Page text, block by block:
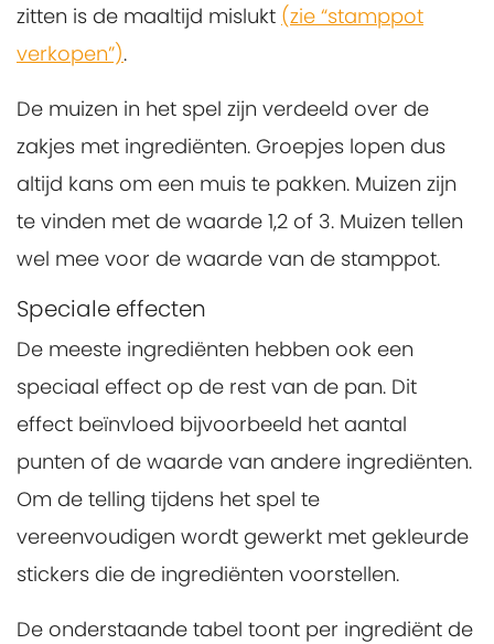
zitten is de maaltijd mislukt (zie “stamppot
verkopen”).
De muizen in het spel zijn verdeeld over de
zakjes met ingrediënten. Groepjes lopen dus
altijd kans om een muis te pakken. Muizen zijn
te vinden met de waarde 1,2 of 3. Muizen tellen
wel mee voor de waarde van de stamppot.
Speciale effecten
De meeste ingrediënten hebben ook een
speciaal effect op de rest van de pan. Dit
effect beïnvloed bijvoorbeeld het aantal
punten of de waarde van andere ingrediënten.
Om de telling tijdens het spel te
vereenvoudigen wordt gewerkt met gekleurde
stickers die de ingrediënten voorstellen.
De onderstaande tabel toont per ingrediënt de